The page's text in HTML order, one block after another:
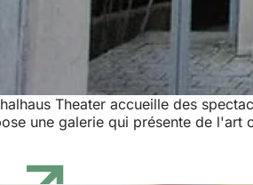
Theater accueille des
une galerie qui présente de l'art